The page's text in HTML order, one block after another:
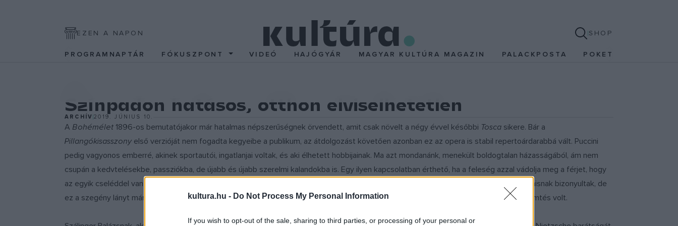
kultura.hu - Do Not Process My Personal Information
If you wish to opt-out of the sale, sharing to third parties, or processing of your personal or
EZEN A NAPON SHOP
PROGRAMNAPTÁR FÓKUSZPONT VIDEÓ HAJÓGYÁR MAGYAR KULTÚRA MAGAZIN PALACKPOSTA POKET
Színpadon hatásos, otthon elviselhetetlen
ARCHÍV2019. JÚNIUS 10.
A Bohémélet 1896-os bemutatójakor már hatalmas népszerűségnek örvendett, amit csak növelt a négy évvel későbbi Tosca sikere. Bár a
Pillangókisasszony első verzióját nem fogadta kegyeibe a publikum, az átdolgozást követően azonban ez az opera is stabil repertoárdarabbá vált. Puccini
pedig vagyonos emberré, akinek sportautói, ingatlanjai voltak, és aki élhetett hobbijainak. Ma azt mondanánk, menekült boldogtalan házasságából, ám nem
csupán a kedvtelésekbe, passziókba, de újabb és újabb szerelmi kalandokba is. Egy ilyen kapcsolatban érthető, ha a feleség azzal vádolja meg a férjet, hogy
az egyik cseléddel van liezonja, sőt az alkalmazott gyerekének apaságában is biztos. A hitves ? jelen esetben Elvira Puccini ? vádjai hamisnak bizonyultak, de
ez a szegény lányt már nem mentette meg az öngyilkosságtól. A zeneszerző csak annyit reagált erre, hogy a szolgáló egy ostoba teremtés volt.